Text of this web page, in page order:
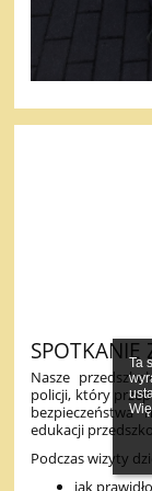
Ta
SPOTKANIE
Nasze
policji, który
bezpieczeństwa
edukacji
Podczas wizyty
jak